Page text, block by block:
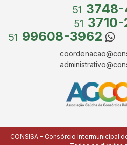
51
51
51 99608-3962
CONSISA - Consórcio Intermunicipal